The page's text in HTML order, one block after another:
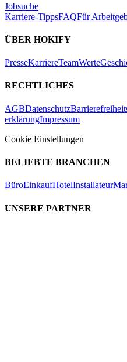
Jobsuche
Karriere-TippsFAQFür
ÜBER HOKIFY
PresseKarriereTeamWerte
RECHTLICHES
AGBDatenschutz
erklärungImpressum
Cookie Einstellungen
BELIEBTE BRANCHEN
BüroEinkaufHotelInstallateur
UNSERE PARTNER